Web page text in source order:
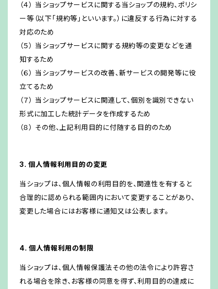
（４） 当ショップサービスに関する当ショップの規約、ポリシ
ー等（以下「規約等」といいます。）に違反する行為に対する
対応のため
（５） 当ショップサービスに関する規約等の変更などを通
知するため
（６） 当ショップサービスの改善、新サービスの開発等に役
立てるため
（７） 当ショップサービスに関連して、個別を識別できない
形式に加工した統計データを作成するため
（８） その他、上記利用目的に付随する目的のため
3. 個人情報利用目的の変更
当ショップは、個人情報の利用目的を、関連性を有すると
合理的に認められる範囲内において変更することがあり、
変更した場合にはお客様に通知又は公表します。
4. 個人情報利用の制限
当ショップは、個人情報保護法その他の法令により許容さ
れる場合を除き、お客様の同意を得ず、利用目的の達成に